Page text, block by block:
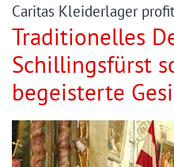
Caritas Kleiderlager
Traditionelles
Schillingsfürst
begeisterte